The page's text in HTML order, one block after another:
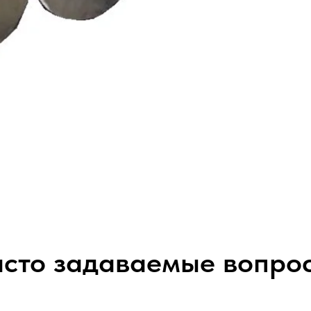
задаваемые